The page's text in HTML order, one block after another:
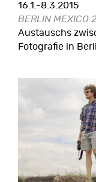
16.1.-8.3.2015
BERLIN MEXICO
Austauschs
Fotografie in